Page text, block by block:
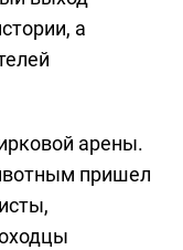
а
арены.
пришел